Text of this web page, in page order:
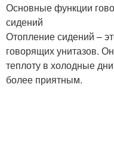
Основные функции
сидений
Отопление сидений –
говорящих унитазов.
теплоту в холодные
более приятным.